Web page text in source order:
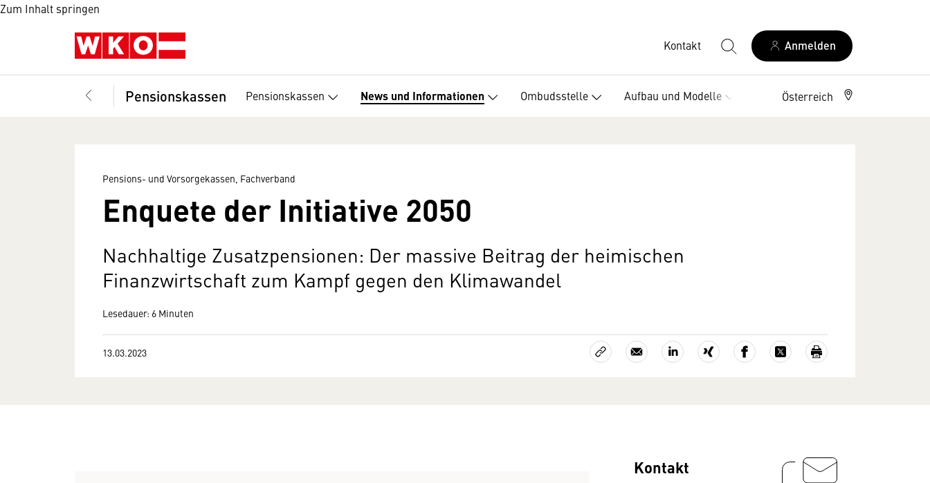
Zum Inhalt springen
Kontakt Anmelden
Pensionskassen Pensionskassen News und Informationen Ombudsstelle Aufbau und Modelle VorteileÖsterreich
Pensions- und Vorsorgekassen, Fachverband
Enquete der Initiative 2050
Nachhaltige Zusatzpensionen: Der massive Beitrag der heimischen
Finanzwirtschaft zum Kampf gegen den Klimawandel
Lesedauer: 6 Minuten
13.03.2023
Kontakt